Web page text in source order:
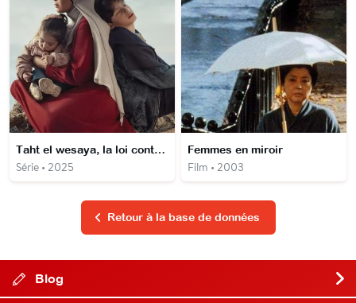
Taht el wesaya, la loi contre elle
Série • 2025
Femmes en miroir
Film • 2003
Retour à la base de données
Blog